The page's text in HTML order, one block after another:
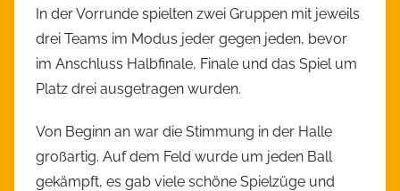
In der Vorrunde spielten zwei Gruppen mit jeweils
drei Teams im Modus jeder gegen jeden, bevor
im Anschluss Halbfinale, Finale und das Spiel um
Platz drei ausgetragen wurden.
Von Beginn an war die Stimmung in der Halle
großartig. Auf dem Feld wurde um jeden Ball
gekämpft, es gab viele schöne Spielzüge und